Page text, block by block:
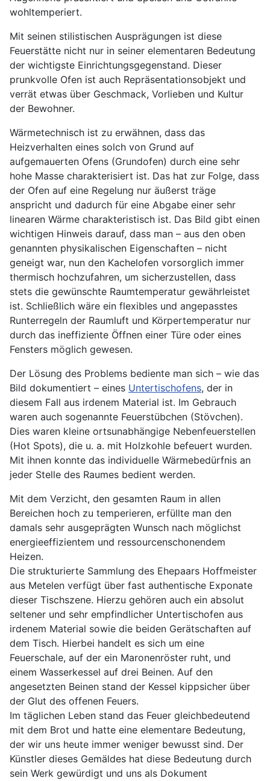
wohltemperiert.
Mit seinen stilistischen Ausprägungen ist diese
Feuerstätte nicht nur in seiner elementaren Bedeutung
der wichtigste Einrichtungsgegenstand. Dieser
prunkvolle Ofen ist auch Repräsentationsobjekt und
verrät etwas über Geschmack, Vorlieben und Kultur
der Bewohner.
Wärmetechnisch ist zu erwähnen, dass das
Heizverhalten eines solch von Grund auf
aufgemauerten Ofens (Grundofen) durch eine sehr
hohe Masse charakterisiert ist. Das hat zur Folge, dass
der Ofen auf eine Regelung nur äußerst träge
anspricht und dadurch für eine Abgabe einer sehr
linearen Wärme charakteristisch ist. Das Bild gibt einen
wichtigen Hinweis darauf, dass man – aus den oben
genannten physikalischen Eigenschaften – nicht
geneigt war, nun den Kachelofen vorsorglich immer
thermisch hochzufahren, um sicherzustellen, dass
stets die gewünschte Raumtemperatur gewährleistet
ist. Schließlich wäre ein flexibles und angepasstes
Runterregeln der Raumluft und Körpertemperatur nur
durch das ineffiziente Öffnen einer Türe oder eines
Fensters möglich gewesen.
Der Lösung des Problems bediente man sich – wie das
Bild dokumentiert – eines Untertischofens, der in
diesem Fall aus irdenem Material ist. Im Gebrauch
waren auch sogenannte Feuerstübchen (Stövchen).
Dies waren kleine ortsunabhängige Nebenfeuerstellen
(Hot Spots), die u. a. mit Holzkohle befeuert wurden.
Mit ihnen konnte das individuelle Wärmebedürfnis an
jeder Stelle des Raumes bedient werden.
Mit dem Verzicht, den gesamten Raum in allen
Bereichen hoch zu temperieren, erfüllte man den
damals sehr ausgeprägten Wunsch nach möglichst
energieeffizientem und ressourcenschonendem
Heizen.
Die strukturierte Sammlung des Ehepaars Hoffmeister
aus Metelen verfügt über fast authentische Exponate
dieser Tischszene. Hierzu gehören auch ein absolut
seltener und sehr empfindlicher Untertischofen aus
irdenem Material sowie die beiden Gerätschaften auf
dem Tisch. Hierbei handelt es sich um eine
Feuerschale, auf der ein Maronenröster ruht, und
einem Wasserkessel auf drei Beinen. Auf den
angesetzten Beinen stand der Kessel kippsicher über
der Glut des offenen Feuers.
Im täglichen Leben stand das Feuer gleichbedeutend
mit dem Brot und hatte eine elementare Bedeutung,
der wir uns heute immer weniger bewusst sind. Der
Künstler dieses Gemäldes hat diese Bedeutung durch
sein Werk gewürdigt und uns als Dokument